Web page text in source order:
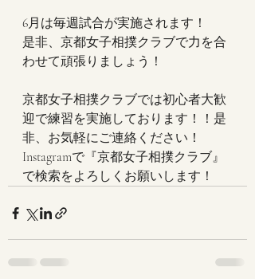
6月は毎週試合が実施されます！
是非、京都女子相撲クラブで力を合
わせて頑張りましょう！
京都女子相撲クラブでは初心者大歓
迎で練習を実施しております！！是
非、お気軽にご連絡ください！
Instagramで『京都女子相撲クラブ』
で検索をよろしくお願いします！